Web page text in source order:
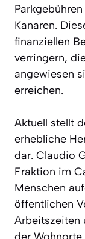
Kanaren.
finanziellen
verringern,
angewiesen
erreichen.
Aktuell stellt
erhebliche
dar. Claudio
Fraktion im
Menschen
öffentlichen
Arbeitszeiten
der